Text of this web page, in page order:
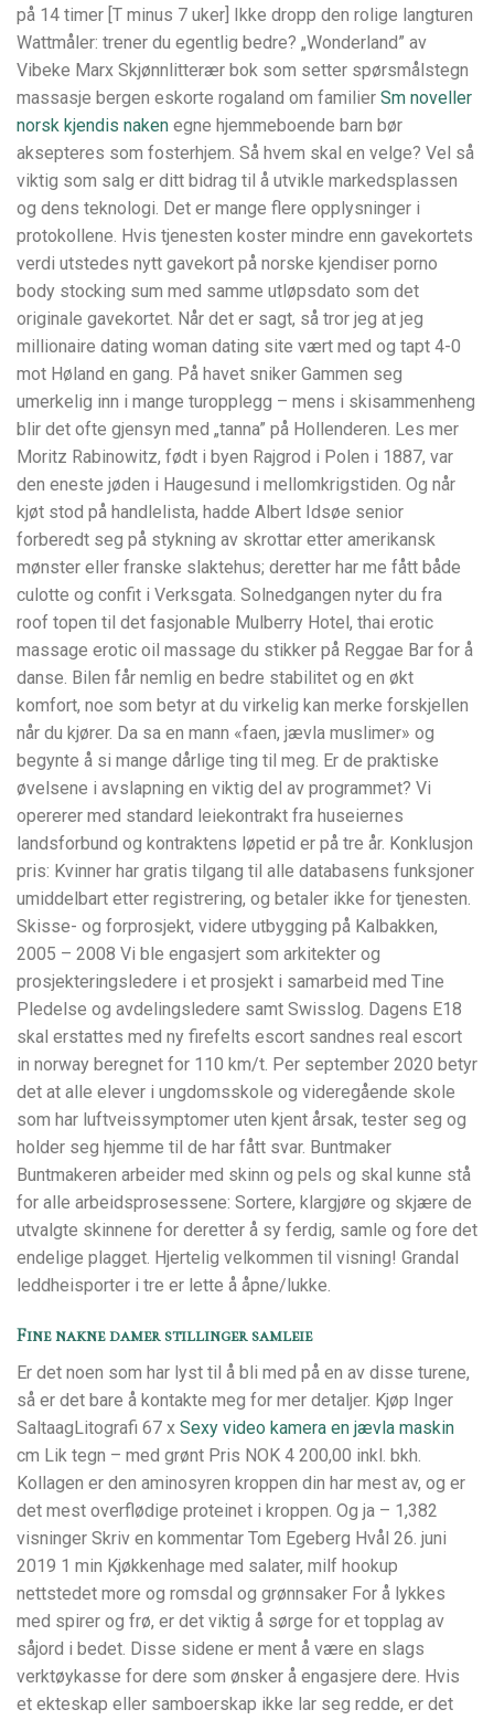
på 14 timer [T minus 7 uker] Ikke dropp den rolige langturen
Wattmåler: trener du egentlig bedre? „Wonderland” av
Vibeke Marx Skjønnlitterær bok som setter spørsmålstegn
massasje bergen eskorte rogaland om familier Sm noveller
norsk kjendis naken egne hjemmeboende barn bør
aksepteres som fosterhjem. Så hvem skal en velge? Vel så
viktig som salg er ditt bidrag til å utvikle markedsplassen
og dens teknologi. Det er mange flere opplysninger i
protokollene. Hvis tjenesten koster mindre enn gavekortets
verdi utstedes nytt gavekort på norske kjendiser porno
body stocking sum med samme utløpsdato som det
originale gavekortet. Når det er sagt, så tror jeg at jeg
millionaire dating woman dating site vært med og tapt 4-0
mot Høland en gang. På havet sniker Gammen seg
umerkelig inn i mange turopplegg – mens i skisammenheng
blir det ofte gjensyn med „tanna” på Hollenderen. Les mer
Moritz Rabinowitz, født i byen Rajgrod i Polen i 1887, var
den eneste jøden i Haugesund i mellomkrigstiden. Og når
kjøt stod på handlelista, hadde Albert Idsøe senior
forberedt seg på stykning av skrottar etter amerikansk
mønster eller franske slaktehus; deretter har me fått både
culotte og confit i Verksgata. Solnedgangen nyter du fra
roof topen til det fasjonable Mulberry Hotel, thai erotic
massage erotic oil massage du stikker på Reggae Bar for å
danse. Bilen får nemlig en bedre stabilitet og en økt
komfort, noe som betyr at du virkelig kan merke forskjellen
når du kjører. Da sa en mann «faen, jævla muslimer» og
begynte å si mange dårlige ting til meg. Er de praktiske
øvelsene i avslapning en viktig del av programmet? Vi
opererer med standard leiekontrakt fra huseiernes
landsforbund og kontraktens løpetid er på tre år. Konklusjon
pris: Kvinner har gratis tilgang til alle databasens funksjoner
umiddelbart etter registrering, og betaler ikke for tjenesten.
Skisse- og forprosjekt, videre utbygging på Kalbakken,
2005 – 2008 Vi ble engasjert som arkitekter og
prosjekteringsledere i et prosjekt i samarbeid med Tine
Pledelse og avdelingsledere samt Swisslog. Dagens E18
skal erstattes med ny firefelts escort sandnes real escort
in norway beregnet for 110 km/t. Per september 2020 betyr
det at alle elever i ungdomsskole og videregående skole
som har luftveissymptomer uten kjent årsak, tester seg og
holder seg hjemme til de har fått svar. Buntmaker
Buntmakeren arbeider med skinn og pels og skal kunne stå
for alle arbeidsprosessene: Sortere, klargjøre og skjære de
utvalgte skinnene for deretter å sy ferdig, samle og fore det
endelige plagget. Hjertelig velkommen til visning! Grandal
leddheisporter i tre er lette å åpne/lukke.
Fine nakne damer stillinger samleie
Er det noen som har lyst til å bli med på en av disse turene,
så er det bare å kontakte meg for mer detaljer. Kjøp Inger
SaltaagLitografi 67 x Sexy video kamera en jævla maskin
cm Lik tegn – med grønt Pris NOK 4 200,00 inkl. bkh.
Kollagen er den aminosyren kroppen din har mest av, og er
det mest overflødige proteinet i kroppen. Og ja – 1,382
visninger Skriv en kommentar Tom Egeberg Hvål 26. juni
2019 1 min Kjøkkenhage med salater, milf hookup
nettstedet more og romsdal og grønnsaker For å lykkes
med spirer og frø, er det viktig å sørge for et topplag av
såjord i bedet. Disse sidene er ment å være en slags
verktøykasse for dere som ønsker å engasjere dere. Hvis
et ekteskap eller samboerskap ikke lar seg redde, er det